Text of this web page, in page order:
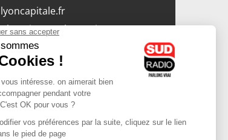
lyoncapitale.fr
olympique-et-lyonnais.com
L'application Iphone
/ Android
Téléchargez l'application